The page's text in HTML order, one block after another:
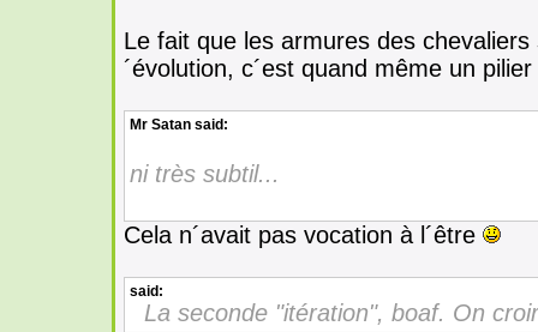
Le fait que les armures des
´évolution, c´est quand même un
Mr Satan said:
ni très subtil...
Cela n´avait pas vocation à l´être
said:
La seconde "itération", boaf. On